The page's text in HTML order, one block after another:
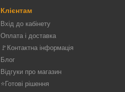
Клієнтам
Вхід до кабінету
Оплата і доставка
🚩Контактна інформація
Блог
Відгуки про магазин
⭐Готові рішення